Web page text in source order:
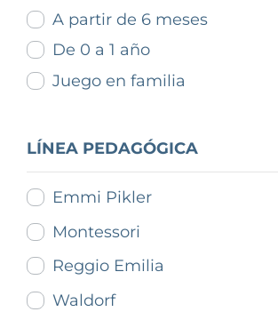
A partir de 6 meses
De 0 a 1 año
Juego en familia
LÍNEA PEDAGÓGICA
Emmi Pikler
Montessori
Reggio Emilia
Waldorf